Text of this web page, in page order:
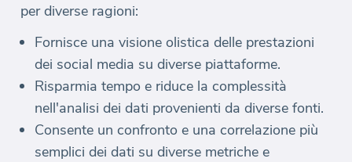
per diverse ragioni:
Fornisce una visione olistica delle prestazioni
dei social media su diverse piattaforme.
Risparmia tempo e riduce la complessità
nell'analisi dei dati provenienti da diverse fonti.
Consente un confronto e una correlazione più
semplici dei dati su diverse metriche e